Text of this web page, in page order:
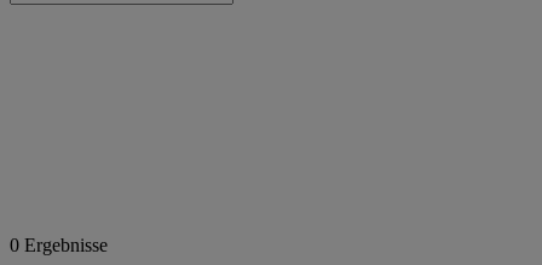
0 Ergebnisse